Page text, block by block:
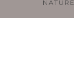
NATURE